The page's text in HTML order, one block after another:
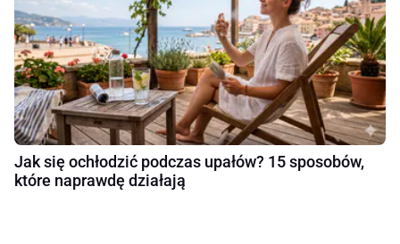
Jak się ochłodzić podczas upałów? 15 sposobów,
które naprawdę działają